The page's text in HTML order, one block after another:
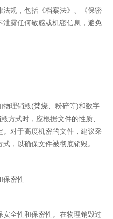
规，包括《档案法》、《保密
露任何敏感或机密信息，避免
理销毁(焚烧、粉碎等)和数字
方式时，应根据文件的性质、
对于高度机密的文件，建议采
，以确保文件被彻底销毁。
密性
全性和保密性。在物理销毁过